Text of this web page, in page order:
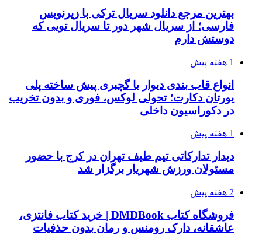
بهترین مرجع دانلود سریال ترکی با زیرنویس
فارسی؛ از سریال شهر دور تا سریال تویی که
دوستش دارم
1 هفته پیش
انواع قاب بندی دیوار با گچبری پیش ساخته پلی
یورتان دکارت؛ تحولی لوکس، فوری و بدون تخریب
در دکوراسیون داخلی
1 هفته پیش
دیدار تدارکاتی تیم طیف تهران در کرج با حضور
مسئولان ورزش شهریار برگزار شد
2 هفته پیش
فروشگاه کتاب DMDBook | خرید کتاب فانتزی،
عاشقانه، دارک رومنس و رمان بدون حذفیات